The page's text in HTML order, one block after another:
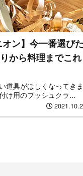
オン】今一番選びた
から料理までこれ
道具がほしくなってきま
け用のブッシュクラ...